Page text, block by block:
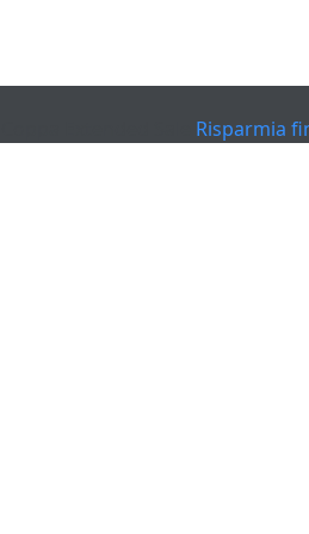
Risparmia